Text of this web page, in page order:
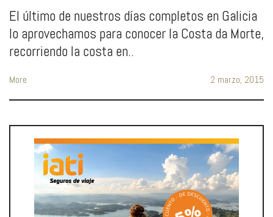
El último de nuestros días completos en Galicia
lo aprovechamos para conocer la Costa da Morte,
recorriendo la costa en..
More 2 marzo, 2015